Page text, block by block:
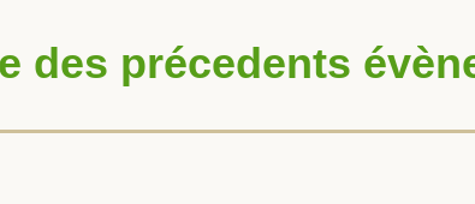
des précedents